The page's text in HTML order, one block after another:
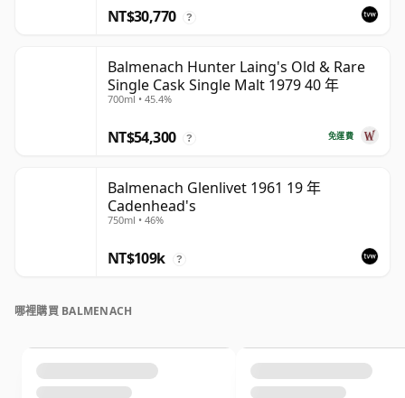
NT$30,770 ?
Balmenach Hunter Laing's Old & Rare
Single Cask Single Malt 1979 40 年
700ml • 45.4%
免運費
NT$54,300 ?
Balmenach Glenlivet 1961 19 年
Cadenhead's
750ml • 46%
NT$109k ?
哪裡購買 BALMENACH